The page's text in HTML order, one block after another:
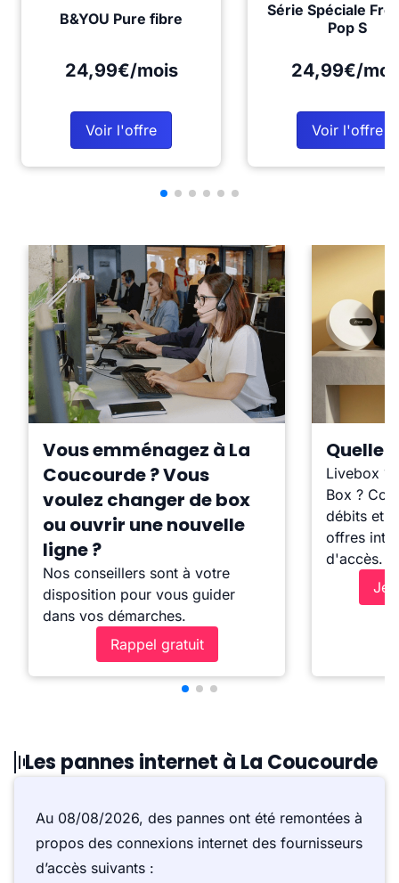
B&YOU Pure fibre
24,99€/mois
Voir l'offre
Série Spéciale
Pop S
24,99€/
Voir l'offre
Vous emménagez à La
Coucourde ? Vous
voulez changer de box
ou ouvrir une nouvelle
ligne ?
Nos conseillers sont à votre
disposition pour vous guider
dans vos démarches.
Rappel gratuit
Quelle
Livebox ?
Box ?
débits et
offres
d'accès.
Je
Les pannes internet à La Coucourde
Au 08/08/2026, des pannes ont été remontées à
propos des connexions internet des fournisseurs
d’accès suivants :